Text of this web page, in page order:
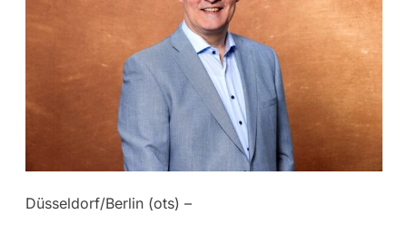
Düsseldorf/Berlin (ots) –